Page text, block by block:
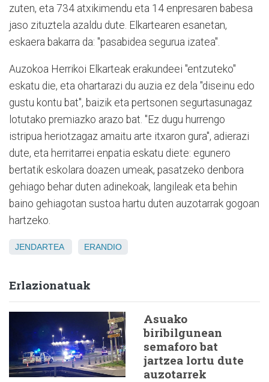
zuten, eta 734 atxikimendu eta 14 enpresaren babesa
jaso zituztela azaldu dute. Elkartearen esanetan,
eskaera bakarra da: "pasabidea segurua izatea".
Auzokoa Herrikoi Elkarteak erakundeei "entzuteko"
eskatu die, eta ohartarazi du auzia ez dela "diseinu edo
gustu kontu bat", baizik eta pertsonen segurtasunagaz
lotutako premiazko arazo bat. "Ez dugu hurrengo
istripua heriotzagaz amaitu arte itxaron gura", adierazi
dute, eta herritarrei enpatia eskatu diete: egunero
bertatik eskolara doazen umeak, pasatzeko denbora
gehiago behar duten adinekoak, langileak eta behin
baino gehiagotan sustoa hartu duten auzotarrak gogoan
hartzeko.
JENDARTEA ERANDIO
Erlazionatuak
Asuako
biribilgunean
semaforo bat
jartzea lortu dute
auzotarrek